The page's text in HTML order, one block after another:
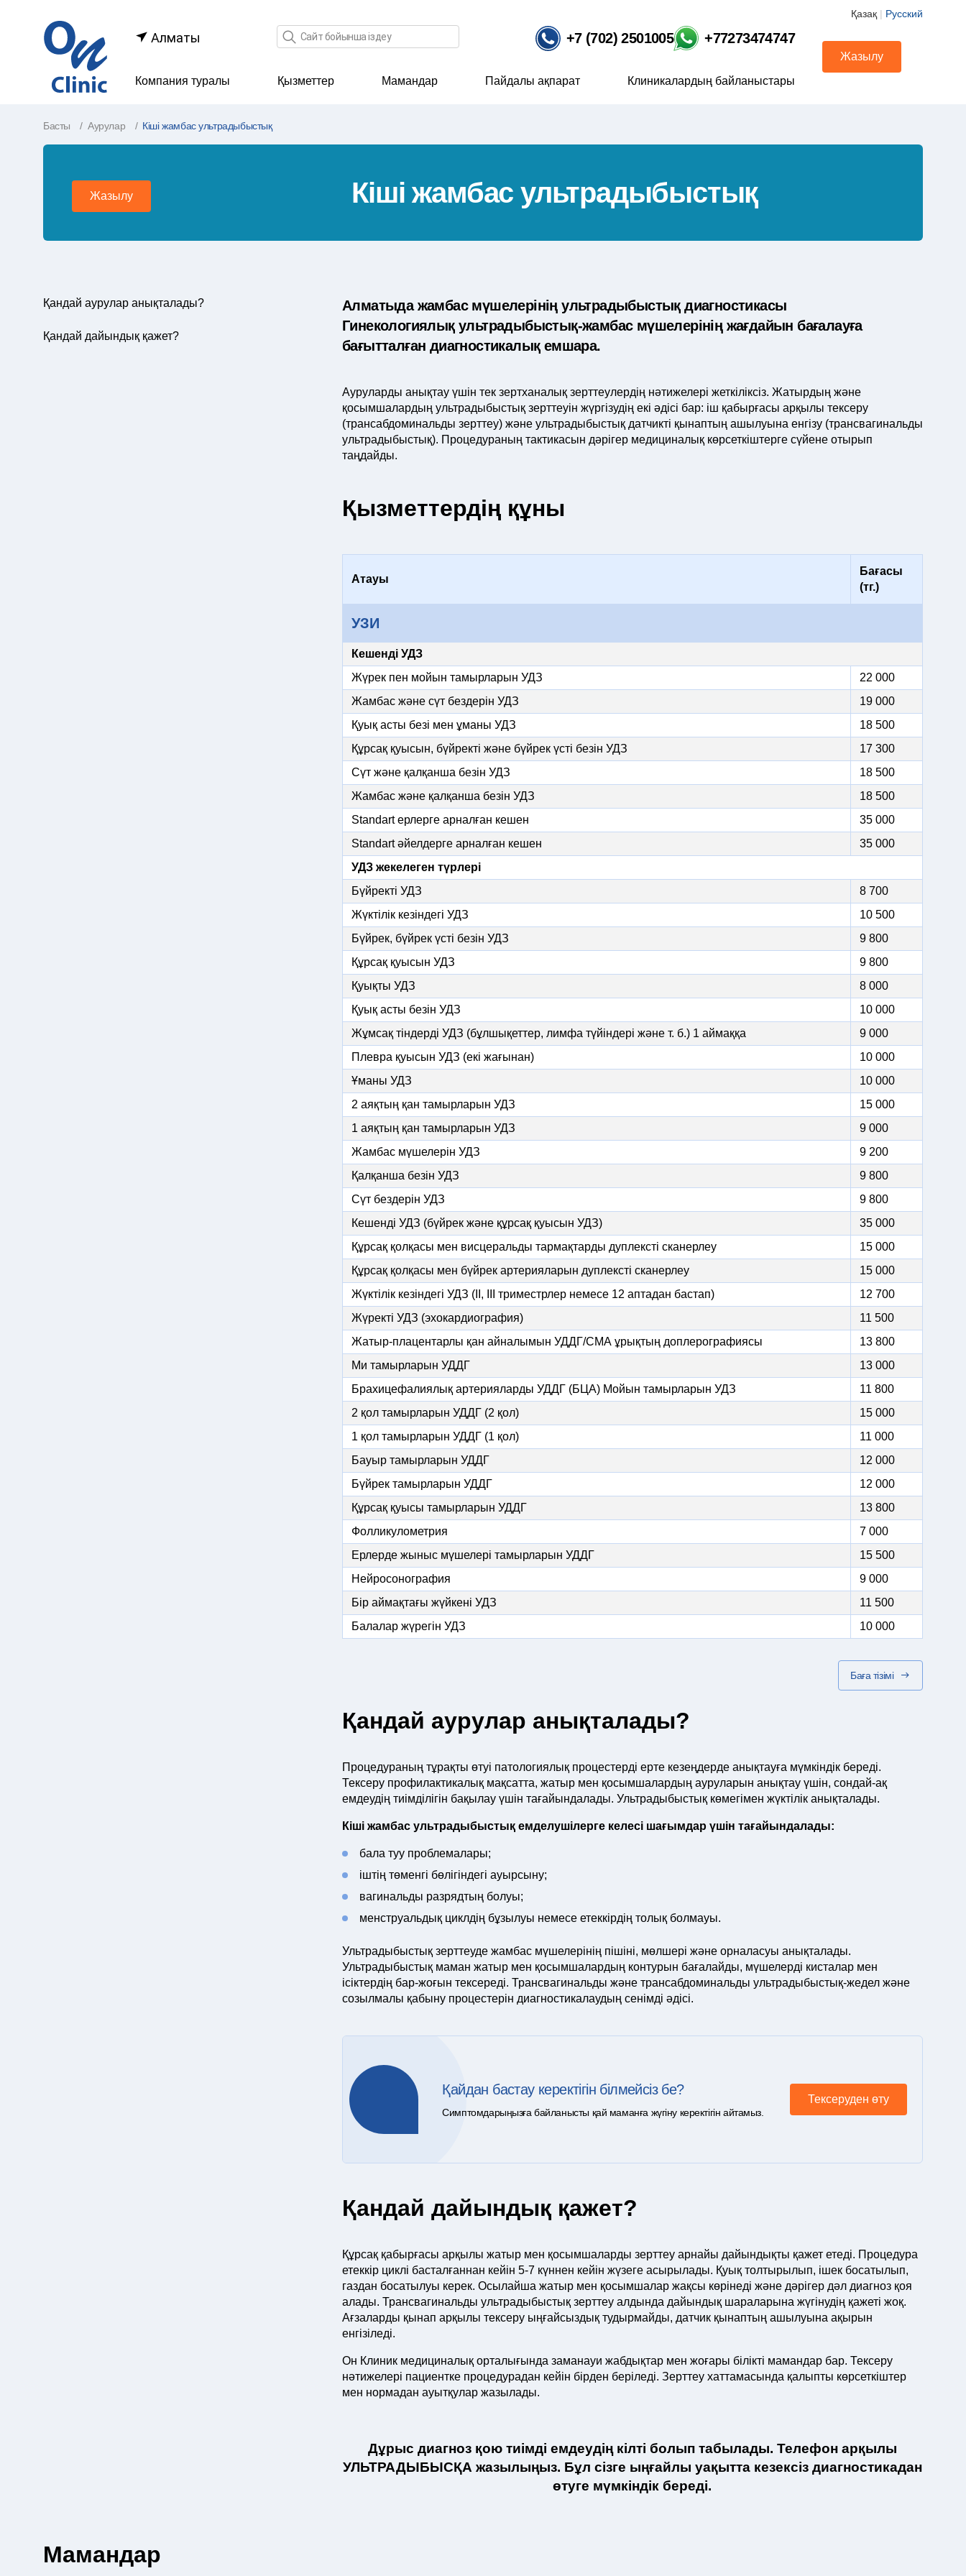
Қазақ | Русский
Алматы Іздеу өрісі +7 (702) 2501005 +77273474747
Компания туралы Қызметтер Мамандар Пайдалы ақпарат Клиникалардың байланыстары
Жазылу
Басты Аурулар Кіші жамбас ультрадыбыстық
Жазылу Кіші жамбас ультрадыбыстық
Қандай аурулар анықталады?
Қандай дайындық қажет?
Алматыда жамбас мүшелерінің ультрадыбыстық диагностикасы
Гинекологиялық ультрадыбыстық-жамбас мүшелерінің жағдайын бағалауға
бағытталған диагностикалық емшара.
Ауруларды анықтау үшін тек зертханалық зерттеулердің нәтижелері жеткіліксіз. Жатырдың және
қосымшалардың ультрадыбыстық зерттеуін жүргізудің екі әдісі бар: іш қабырғасы арқылы тексеру
(трансабдоминальды зерттеу) және ультрадыбыстық датчикті қынаптың ашылуына енгізу (трансвагинальды
ультрадыбыстық). Процедураның тактикасын дәрігер медициналық көрсеткіштерге сүйене отырып
таңдайды.
Қызметтердің құны
Атауы
Бағасы
(тг.)
УЗИ
Кешенді УДЗ
Жүрек пен мойын тамырларын УДЗ
22 000
Жамбас және сүт бездерін УДЗ
19 000
Қуық асты безі мен ұманы УДЗ
18 500
Құрсақ қуысын, бүйректі және бүйрек үсті безін УДЗ
17 300
Сүт және қалқанша безін УДЗ
18 500
Жамбас және қалқанша безін УДЗ
18 500
Standart ерлерге арналған кешен
35 000
Standart әйелдерге арналған кешен
35 000
УДЗ жекелеген түрлері
Бүйректі УДЗ
8 700
Жүктілік кезіндегі УДЗ
10 500
Бүйрек, бүйрек үсті безін УДЗ
9 800
Құрсақ қуысын УДЗ
9 800
Қуықты УДЗ
8 000
Қуық асты безін УДЗ
10 000
Жұмсақ тіндерді УДЗ (бұлшықеттер, лимфа түйіндері және т. б.) 1 аймаққа
9 000
Плевра қуысын УДЗ (екі жағынан)
10 000
Ұманы УДЗ
10 000
2 аяқтың қан тамырларын УДЗ
15 000
1 аяқтың қан тамырларын УДЗ
9 000
Жамбас мүшелерін УДЗ
9 200
Қалқанша безін УДЗ
9 800
Сүт бездерін УДЗ
9 800
Кешенді УДЗ (бүйрек және құрсақ қуысын УДЗ)
35 000
Құрсақ қолқасы мен висцеральды тармақтарды дуплексті сканерлеу
15 000
Құрсақ қолқасы мен бүйрек артерияларын дуплексті сканерлеу
15 000
Жүктілік кезіндегі УДЗ (II, III триместрлер немесе 12 аптадан бастап)
12 700
Жүректі УДЗ (эхокардиография)
11 500
Жатыр-плацентарлы қан айналымын УДДГ/СМА ұрықтың доплерографиясы
13 800
Ми тамырларын УДДГ
13 000
Брахицефалиялық артерияларды УДДГ (БЦА) Мойын тамырларын УДЗ
11 800
2 қол тамырларын УДДГ (2 қол)
15 000
1 қол тамырларын УДДГ (1 қол)
11 000
Бауыр тамырларын УДДГ
12 000
Бүйрек тамырларын УДДГ
12 000
Құрсақ қуысы тамырларын УДДГ
13 800
Фолликулометрия
7 000
Ерлерде жыныс мүшелері тамырларын УДДГ
15 500
Нейросонография
9 000
Бір аймақтағы жүйкені УДЗ
11 500
Балалар жүрегін УДЗ
10 000
Баға тізімі
Қандай аурулар анықталады?
Процедураның тұрақты өтуі патологиялық процестерді ерте кезеңдерде анықтауға мүмкіндік береді.
Тексеру профилактикалық мақсатта, жатыр мен қосымшалардың ауруларын анықтау үшін, сондай-ақ
емдеудің тиімділігін бақылау үшін тағайындалады. Ультрадыбыстық көмегімен жүктілік анықталады.
Кіші жамбас ультрадыбыстық емделушілерге келесі шағымдар үшін тағайындалады:
бала туу проблемалары;
іштің төменгі бөлігіндегі ауырсыну;
вагинальды разрядтың болуы;
менструальдық циклдің бұзылуы немесе етеккірдің толық болмауы.
Ультрадыбыстық зерттеуде жамбас мүшелерінің пішіні, мөлшері және орналасуы анықталады.
Ультрадыбыстық маман жатыр мен қосымшалардың контурын бағалайды, мүшелерді кисталар мен
ісіктердің бар-жоғын тексереді. Трансвагинальды және трансабдоминальды ультрадыбыстық-жедел және
созылмалы қабыну процестерін диагностикалаудың сенімді әдісі.
Қайдан бастау керектігін білмейсіз бе?
Симптомдарыңызға байланысты қай маманға жүгіну керектігін айтамыз.
Тексеруден өту
Қандай дайындық қажет?
Құрсақ қабырғасы арқылы жатыр мен қосымшаларды зерттеу арнайы дайындықты қажет етеді. Процедура
етеккір циклі басталғаннан кейін 5-7 күннен кейін жүзеге асырылады. Қуық толтырылып, ішек босатылып,
газдан босатылуы керек. Осылайша жатыр мен қосымшалар жақсы көрінеді және дәрігер дәл диагноз қоя
алады. Трансвагинальды ультрадыбыстық зерттеу алдында дайындық шараларына жүгінудің қажеті жоқ.
Ағзаларды қынап арқылы тексеру ыңғайсыздық тудырмайды, датчик қынаптың ашылуына ақырын
енгізіледі.
Он Клиник медициналық орталығында заманауи жабдықтар мен жоғары білікті мамандар бар. Тексеру
нәтижелері пациентке процедурадан кейін бірден беріледі. Зерттеу хаттамасында қалыпты көрсеткіштер
мен нормадан ауытқулар жазылады.
Дұрыс диагноз қою тиімді емдеудің кілті болып табылады. Телефон арқылы
УЛЬТРАДЫБЫСҚА жазылыңыз. Бұл сізге ыңғайлы уақытта кезексіз диагностикадан
өтуге мүмкіндік береді.
Мамандар